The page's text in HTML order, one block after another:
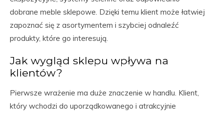
dobrane meble sklepowe. Dzięki temu klient może łatwiej
zapoznać się z asortymentem i szybciej odnaleźć
produkty, które go interesują.
Jak wygląd sklepu wpływa na
klientów?
Pierwsze wrażenie ma duże znaczenie w handlu. Klient,
który wchodzi do uporządkowanego i atrakcyjnie